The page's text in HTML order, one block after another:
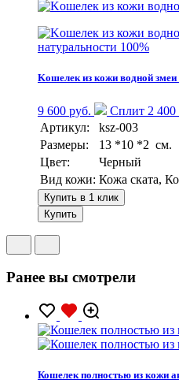
натуральности 100%
Kошелек из кожи водной змеи
9 600 руб.
Сплит 2 400
Артикул:
ksz-003
Размеры:
13 *10 *2 см.
Цвет:
Черный
Вид кожи: Кожа ската,
Купить в 1 клик
Купить
Ранее вы смотрели
Кошелек полностью из кожи